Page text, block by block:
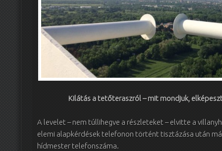
Kilátás a tetőteraszról – mit mondjuk,
A levelet – nem túllihegve a részleteket – elvitte a
elemi alapkérdések telefonon történt tisztázása után
hídmester telefonszáma.